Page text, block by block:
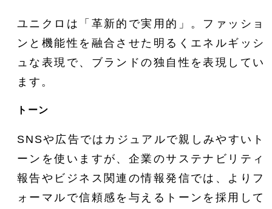
ユニクロは「革新的で実用的」。ファッショ
ンと機能性を融合させた明るくエネルギッシ
ュな表現で、ブランドの独自性を表現してい
ます。
トーン
SNSや広告ではカジュアルで親しみやすいト
ーンを使いますが、企業のサステナビリティ
報告やビジネス関連の情報発信では、よりフ
ォーマルで信頼感を与えるトーンを採用して